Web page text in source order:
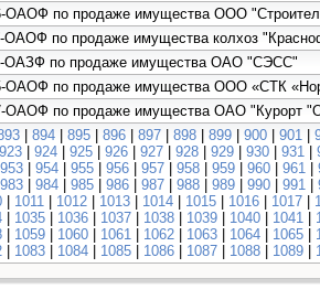
ОАОФ по продаже имущества ООО
ОАОФ по продаже имущества колхоз
ОАЗФ по продаже имущества ОАО "СЭСС"
ОАОФ по продаже имущества ООО «СТК
ОАОФ по продаже имущества ОАО "Курорт
| 894 | 895 | 896 | 897 | 898 | 899 | 900 | 901 |
923 | 924 | 925 | 926 | 927 | 928 | 929 | 930 | 931 |
953 | 954 | 955 | 956 | 957 | 958 | 959 | 960 | 961 |
983 | 984 | 985 | 986 | 987 | 988 | 989 | 990 | 991 |
| 1011 | 1012 | 1013 | 1014 | 1015 | 1016 | 1017 |
| 1035 | 1036 | 1037 | 1038 | 1039 | 1040 | 1041 |
| 1059 | 1060 | 1061 | 1062 | 1063 | 1064 | 1065 |
| 1083 | 1084 | 1085 | 1086 | 1087 | 1088 | 1089 |